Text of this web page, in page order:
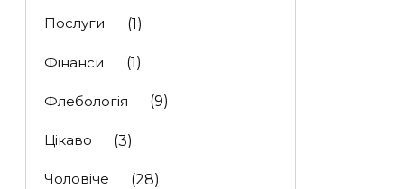
Послуги (1)
Фінанси (1)
Флебологія (9)
Цікаво (3)
Чоловіче (28)